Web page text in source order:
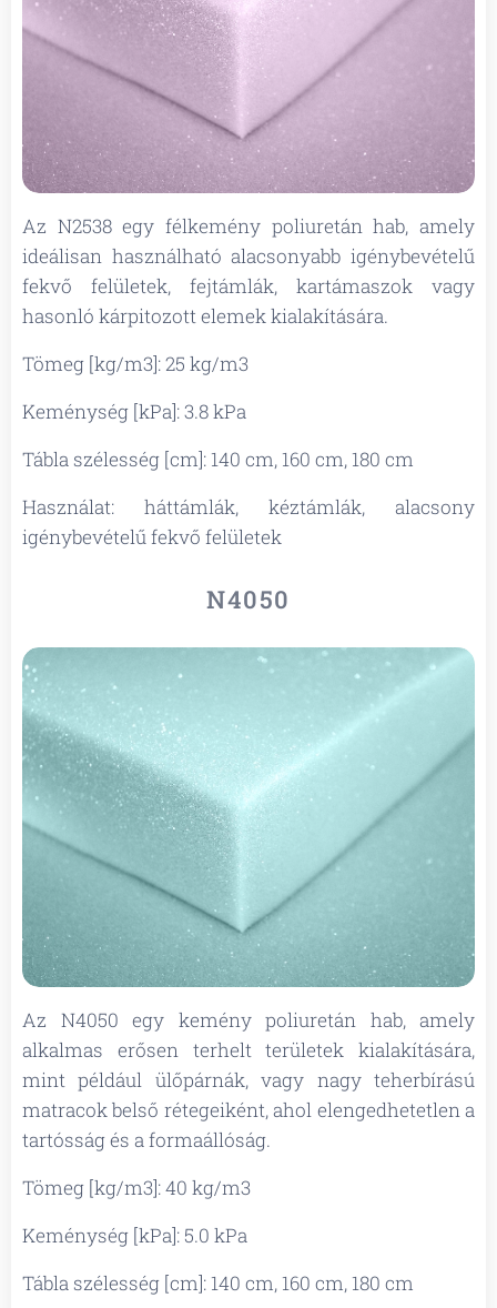
Az N2538 egy félkemény poliuretán hab, amely
ideálisan használható alacsonyabb igénybevételű
fekvő felületek, fejtámlák, kartámaszok vagy
hasonló kárpitozott elemek kialakítására.
Tömeg [kg/m3]: 25 kg/m3
Keménység [kPa]: 3.8 kPa
Tábla szélesség [cm]: 140 cm, 160 cm, 180 cm
Használat: háttámlák, kéztámlák, alacsony
igénybevételű fekvő felületek
N4050
Az N4050 egy kemény poliuretán hab, amely
alkalmas erősen terhelt területek kialakítására,
mint például ülőpárnák, vagy nagy teherbírású
matracok belső rétegeiként, ahol elengedhetetlen a
tartósság és a formaállóság.
Tömeg [kg/m3]: 40 kg/m3
Keménység [kPa]: 5.0 kPa
Tábla szélesség [cm]: 140 cm, 160 cm, 180 cm